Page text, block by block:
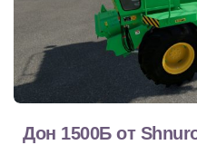
Дон 1500Б от